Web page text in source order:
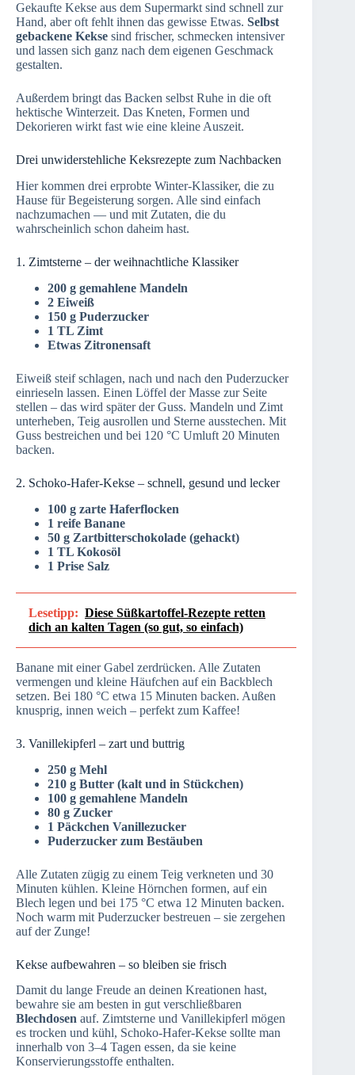
Gekaufte Kekse aus dem Supermarkt sind schnell zur
Hand, aber oft fehlt ihnen das gewisse Etwas. Selbst
gebackene Kekse sind frischer, schmecken intensiver
und lassen sich ganz nach dem eigenen Geschmack
gestalten.
Außerdem bringt das Backen selbst Ruhe in die oft
hektische Winterzeit. Das Kneten, Formen und
Dekorieren wirkt fast wie eine kleine Auszeit.
Drei unwiderstehliche Keksrezepte zum Nachbacken
Hier kommen drei erprobte Winter-Klassiker, die zu
Hause für Begeisterung sorgen. Alle sind einfach
nachzumachen — und mit Zutaten, die du
wahrscheinlich schon daheim hast.
1. Zimtsterne – der weihnachtliche Klassiker
200 g gemahlene Mandeln
2 Eiweiß
150 g Puderzucker
1 TL Zimt
Etwas Zitronensaft
Eiweiß steif schlagen, nach und nach den Puderzucker
einrieseln lassen. Einen Löffel der Masse zur Seite
stellen – das wird später der Guss. Mandeln und Zimt
unterheben, Teig ausrollen und Sterne ausstechen. Mit
Guss bestreichen und bei 120 °C Umluft 20 Minuten
backen.
2. Schoko-Hafer-Kekse – schnell, gesund und lecker
100 g zarte Haferflocken
1 reife Banane
50 g Zartbitterschokolade (gehackt)
1 TL Kokosöl
1 Prise Salz
Lesetipp: Diese Süßkartoffel-Rezepte retten
dich an kalten Tagen (so gut, so einfach)
Banane mit einer Gabel zerdrücken. Alle Zutaten
vermengen und kleine Häufchen auf ein Backblech
setzen. Bei 180 °C etwa 15 Minuten backen. Außen
knusprig, innen weich – perfekt zum Kaffee!
3. Vanillekipferl – zart und buttrig
250 g Mehl
210 g Butter (kalt und in Stückchen)
100 g gemahlene Mandeln
80 g Zucker
1 Päckchen Vanillezucker
Puderzucker zum Bestäuben
Alle Zutaten zügig zu einem Teig verkneten und 30
Minuten kühlen. Kleine Hörnchen formen, auf ein
Blech legen und bei 175 °C etwa 12 Minuten backen.
Noch warm mit Puderzucker bestreuen – sie zergehen
auf der Zunge!
Kekse aufbewahren – so bleiben sie frisch
Damit du lange Freude an deinen Kreationen hast,
bewahre sie am besten in gut verschließbaren
Blechdosen auf. Zimtsterne und Vanillekipferl mögen
es trocken und kühl, Schoko-Hafer-Kekse sollte man
innerhalb von 3–4 Tagen essen, da sie keine
Konservierungsstoffe enthalten.